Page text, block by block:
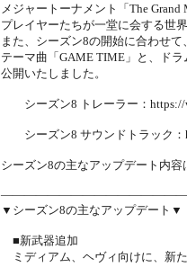
メジャートーナメント「The
プレイヤーたちが一堂に会する世
また、シーズン8の開始に合わせ
テーマ曲「GAME TIME」と、ド
公開いたしました。
シーズン8 トレーラー：https://
シーズン8 サウンドトラック：
シーズン8の主なアップデート内容
▼シーズン8の主なアップデート▼
■新武器追加
ミディアム、ヘヴィ向けに、新